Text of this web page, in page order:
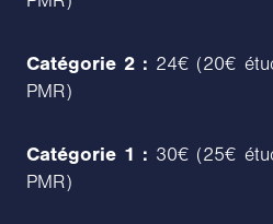
Catégorie 2 : 24€ (20€
PMR)
Catégorie 1 : 30€ (25€
PMR)